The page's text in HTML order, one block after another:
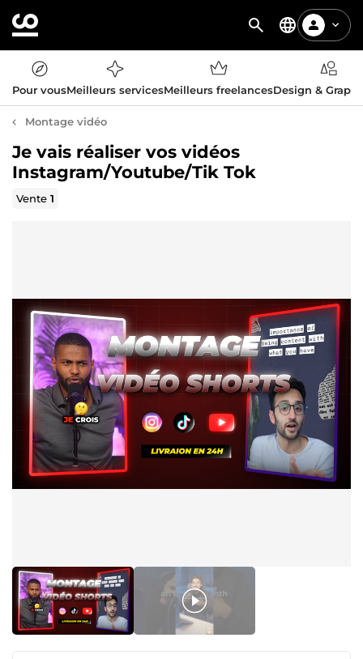
Pour vousMeilleurs servicesMeilleurs freelancesDesign &
Montage vidéo
Je vais réaliser vos vidéos
Instagram/Youtube/Tik Tok
Vente1